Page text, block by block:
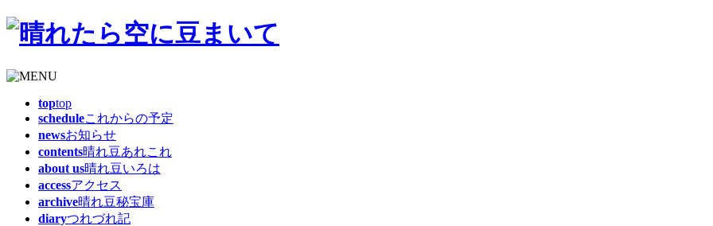
toptop
scheduleこれからの予定
newsお知らせ
contents晴れ豆あれこれ
about us晴れ豆いろは
accessアクセス
archive晴れ豆秘宝庫
diaryつれづれ記